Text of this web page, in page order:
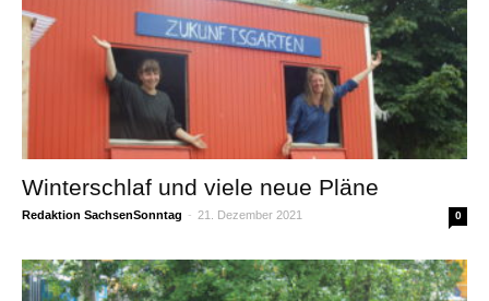
Winterschlaf und viele neue Pläne
Redaktion SachsenSonntag - 21. Dezember 2021 0